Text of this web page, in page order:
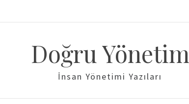
Doğru Yönetim
İnsan Yönetimi Yazıları